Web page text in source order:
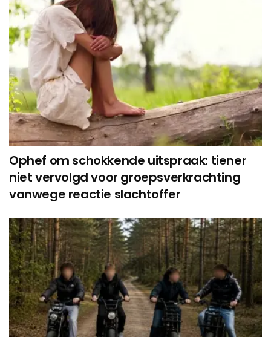
Ophef om schokkende uitspraak: tiener
niet vervolgd voor groepsverkrachting
vanwege reactie slachtoffer